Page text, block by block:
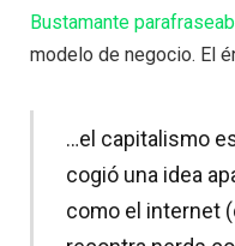
Bustamante
modelo de negocio. El
…el capitalismo
cogió una idea
como el internet